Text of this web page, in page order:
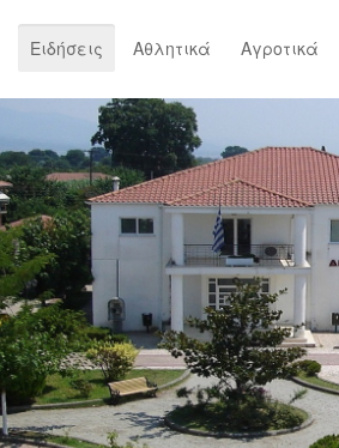
Ειδήσεις Αθλητικά Αγροτικά